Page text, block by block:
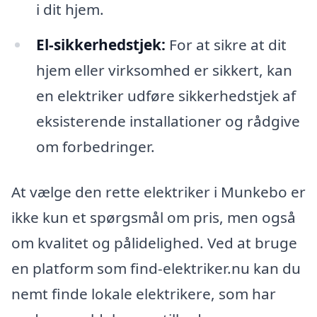
i dit hjem.
El-sikkerhedstjek: For at sikre at dit
hjem eller virksomhed er sikkert, kan
en elektriker udføre sikkerhedstjek af
eksisterende installationer og rådgive
om forbedringer.
At vælge den rette elektriker i Munkebo er
ikke kun et spørgsmål om pris, men også
om kvalitet og pålidelighed. Ved at bruge
en platform som find-elektriker.nu kan du
nemt finde lokale elektrikere, som har